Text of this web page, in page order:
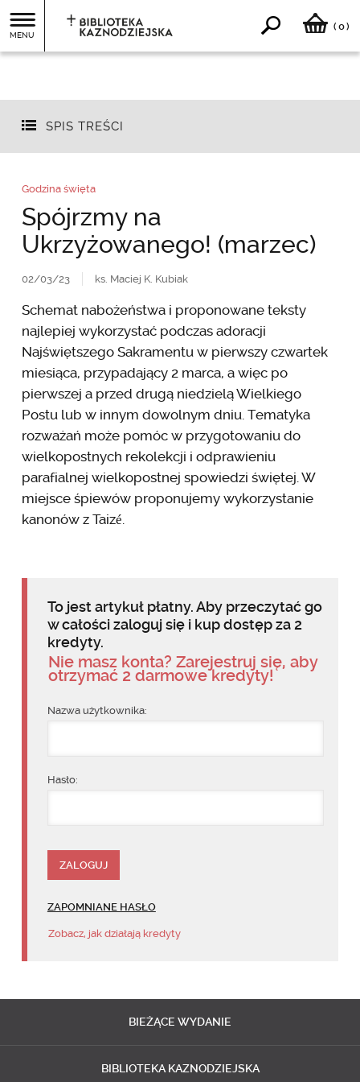
MENU
( 0)
SPIS TREŚCI
Godzina święta
Spójrzmy na
Ukrzyżowanego! (marzec)
02/03/23 ks. Maciej K. Kubiak
Schemat nabożeństwa i proponowane teksty
najlepiej wykorzystać podczas adoracji
Najświętszego Sakramentu w pierwszy czwartek
miesiąca, przypadający 2 marca, a więc po
pierwszej a przed drugą niedzielą Wielkiego
Postu lub w innym dowolnym dniu. Tematyka
rozważań może pomóc w przygotowaniu do
wielkopostnych rekolekcji i odprawieniu
parafialnej wielkopostnej spowiedzi świętej. W
miejsce śpiewów proponujemy wykorzystanie
kanonów z Taizé.
To jest artykuł płatny. Aby przeczytać go
w całości zaloguj się i kup dostęp za 2
kredyty.
Nie masz konta? Zarejestruj się, aby
otrzymać 2 darmowe kredyty!
Nazwa użytkownika:
Hasło:
ZAPOMNIANE HASŁO
Zobacz, jak działają kredyty
BIEŻĄCE WYDANIE
BIBLIOTEKA KAZNODZIEJSKA